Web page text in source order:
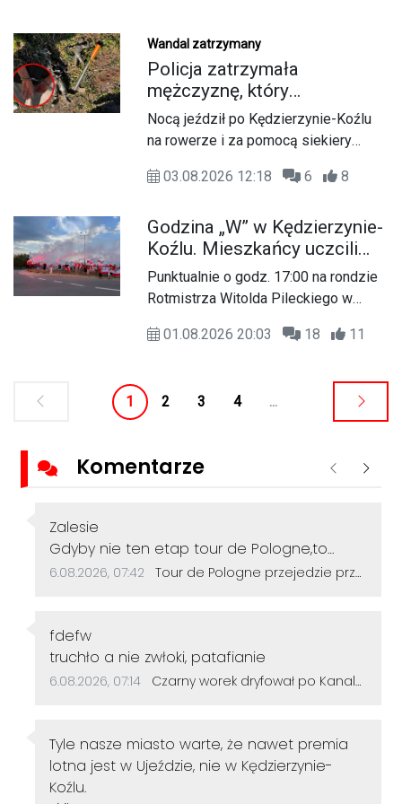
funkcjonariusze Komendy Powiatowej
Policji w Kędzierzynie-Koźlu
odwiedzili Schronisko dla
przygotować akcję, której celem jest
pomoc tym, którzy najbardziej
potrzebują nowego domu. Efekty tej
zobaczyć już wkrótce.
Wandal zatrzymany
Policja zatrzymała
mężczyznę, który
dewastował koziołki
siekierą! Odcięte elementy
zakopał w ogródku
Nocą jeździł po Kędzierzynie-Koźlu
na rowerze i za pomocą siekiery
miejskich rzeźb. Łup ukrywał,
Policjanci zatrzymali 44-letniego
mieszkańca powiatu, który miał w ten
sposób uszkodzić kilka
charakterystycznych figurek.
03.08.2026 12:18 6 8
Godzina „W” w Kędzierzynie-
Koźlu. Mieszkańcy uczcili
pamięć powstańców
warszawskich
Punktualnie o godz. 17:00 na rondzie
Rotmistrza Witolda Pileckiego w
obchody Godziny „W”, upamiętniające
01.08.2026 20:03 18 11
1 2 3 4 ...
Komentarze Poprzednie
Autor komentarza:
Zalesie
Treść komentarza:
Gdyby nie ten etap tour de Pologne,to
droga w Lichyni dalej straszyła by dziurami
Data dodania komentarza:
6.08.2026, 07:42 Źródło komentarza:
Tour de Pologne przejedzie przez Sławięcice. Kierowców czekają czasowe utrudnienia
Autor komentarza:
fdefw
Treść komentarza:
truchło a nie zwłoki, patafianie
Data dodania komentarza:
6.08.2026, 07:14 Źródło komentarza:
Czarny worek dryfował po Kanale Gliwickim. W środku znaleziono zwłoki psa
Autor komentarza:
Tyle nasze miasto warte, że nawet premia
lotna jest w Ujeździe, nie w Kędzierzynie-
Koźlu.